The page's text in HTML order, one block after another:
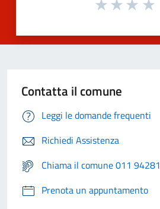
Contatta il comune
Leggi le domande frequenti
Richiedi Assistenza
Chiama il comune 011 94281
Prenota un appuntamento